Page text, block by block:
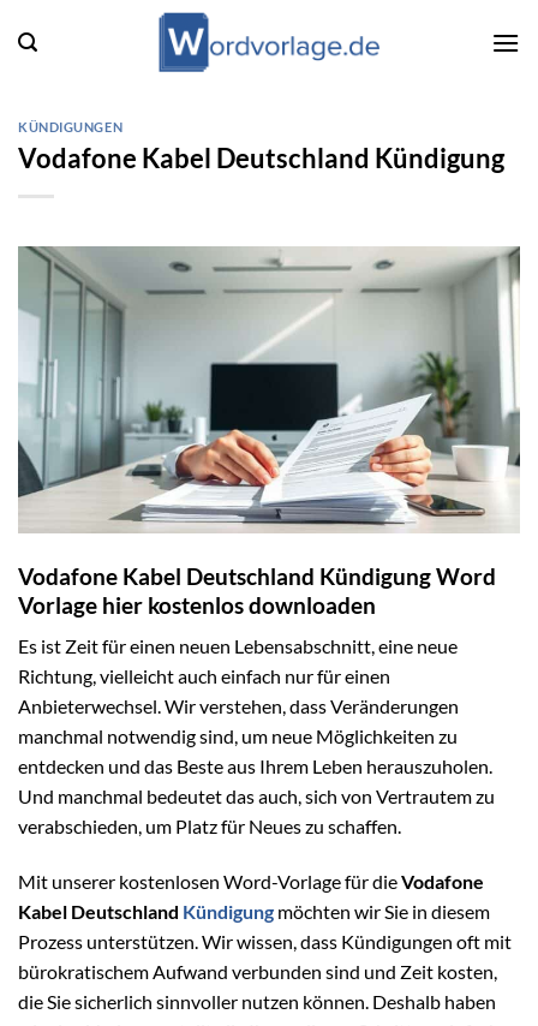
Inhalt
KÜNDIGUNGEN
Vodafone Kabel Deutschland Kündigung
Vodafone Kabel Deutschland Kündigung Word
Vorlage hier kostenlos downloaden
Es ist Zeit für einen neuen Lebensabschnitt, eine neue
Richtung, vielleicht auch einfach nur für einen
Anbieterwechsel. Wir verstehen, dass Veränderungen
manchmal notwendig sind, um neue Möglichkeiten zu
entdecken und das Beste aus Ihrem Leben herauszuholen.
Und manchmal bedeutet das auch, sich von Vertrautem zu
verabschieden, um Platz für Neues zu schaffen.
Mit unserer kostenlosen Word-Vorlage für dieVodafone
Kabel Deutschland Kündigung möchten wir Sie in diesem
Prozess unterstützen. Wir wissen, dass Kündigungen oft mit
bürokratischem Aufwand verbunden sind und Zeit kosten,
die Sie sicherlich sinnvoller nutzen können. Deshalb haben